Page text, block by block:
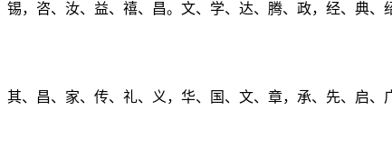
咨、汝、益、禧、昌。文、学、达、腾、政，经、典、
、昌、家、传、礼、义，华、国、文、章，承、先、启